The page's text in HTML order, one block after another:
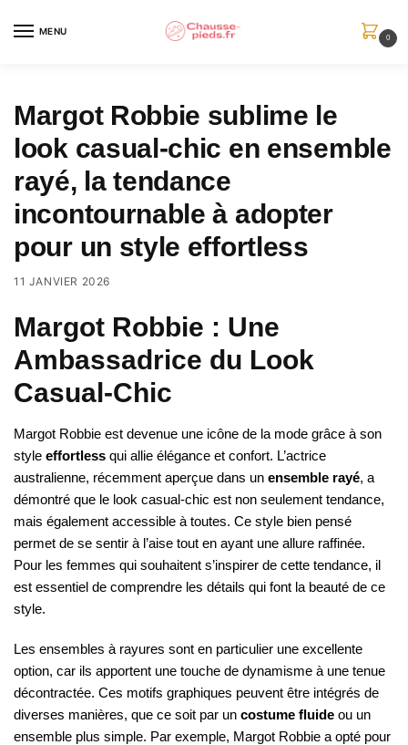
MENU
0
Margot Robbie sublime le
look casual-chic en ensemble
rayé, la tendance
incontournable à adopter
pour un style effortless
11 JANVIER 2026
Margot Robbie : Une
Ambassadrice du Look
Casual-Chic
Margot Robbie est devenue une icône de la mode grâce à son
style effortless qui allie élégance et confort. L’actrice
australienne, récemment aperçue dans un ensemble rayé, a
démontré que le look casual-chic est non seulement tendance,
mais également accessible à toutes. Ce style bien pensé
permet de se sentir à l’aise tout en ayant une allure raffinée.
Pour les femmes qui souhaitent s’inspirer de cette tendance, il
est essentiel de comprendre les détails qui font la beauté de ce
style.
Les ensembles à rayures sont en particulier une excellente
option, car ils apportent une touche de dynamisme à une tenue
décontractée. Ces motifs graphiques peuvent être intégrés de
diverses manières, que ce soit par un costume fluide ou un
ensemble plus simple. Par exemple, Margot Robbie a opté pour